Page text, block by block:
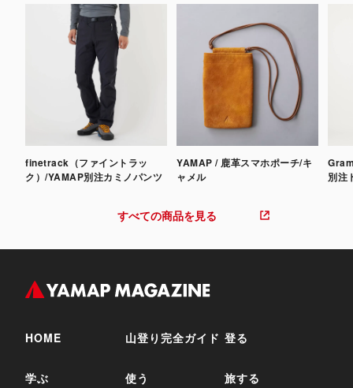
finetrack（ファイントラッ
ク）/YAMAP別注カミノパンツ
YAMAP / 鹿革スマホポーチ/キ
ャメル
別注
すべての商品を見る
HOME 山登り完全ガイド 登る
学ぶ 使う 旅する